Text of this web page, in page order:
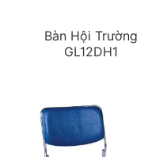
Bàn Hội Trường
GL12DH1